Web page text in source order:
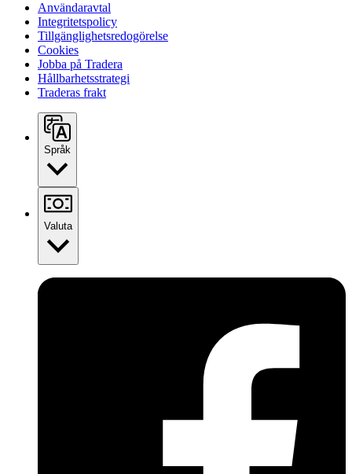
Användaravtal
Integritetspolicy
Tillgänglighetsredogörelse
Cookies
Jobba på Tradera
Hållbarhetsstrategi
Traderas frakt
Språk
Valuta